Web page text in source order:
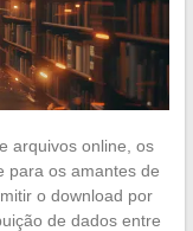
arquivos online, os
para os amantes de
o download por
de dados entre